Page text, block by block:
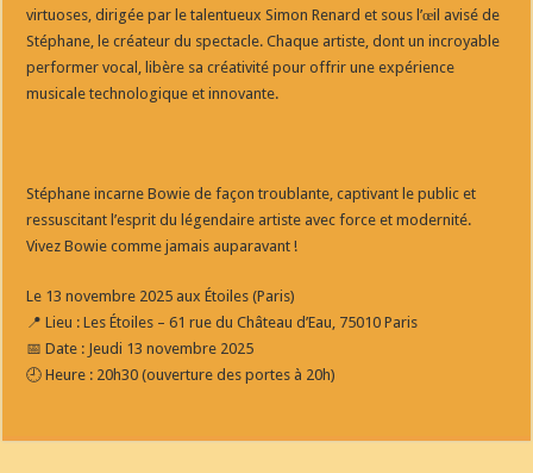
virtuoses, dirigée par le talentueux Simon Renard et sous l’œil avisé de
Stéphane, le créateur du spectacle. Chaque artiste, dont un incroyable
performer vocal, libère sa créativité pour offrir une expérience
musicale technologique et innovante.
Stéphane incarne Bowie de façon troublante, captivant le public et
ressuscitant l’esprit du légendaire artiste avec force et modernité.
Vivez Bowie comme jamais auparavant !
Le 13 novembre 2025 aux Étoiles (Paris)
📍 Lieu : Les Étoiles – 61 rue du Château d’Eau, 75010 Paris
📅 Date : Jeudi 13 novembre 2025
🕘 Heure : 20h30 (ouverture des portes à 20h)